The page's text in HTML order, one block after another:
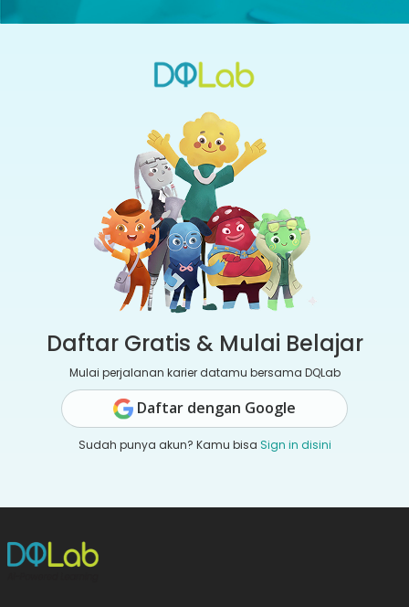
Daftar Gratis & Mulai Belajar
Mulai perjalanan karier datamu bersama DQLab
Daftar dengan Google
Sudah punya akun? Kamu bisa Sign in disini